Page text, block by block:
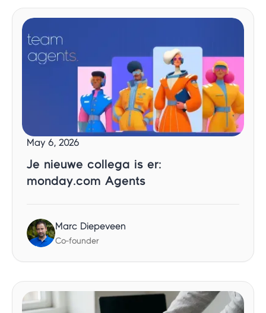
May 6, 2026
Je nieuwe collega is er:
monday.com Agents
Marc Diepeveen
Co-founder